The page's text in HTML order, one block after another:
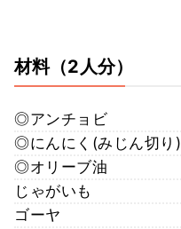
材料（2人分）
◎アンチョビ
◎にんにく(みじん切り)
◎オリーブ油
じゃがいも
ゴーヤ